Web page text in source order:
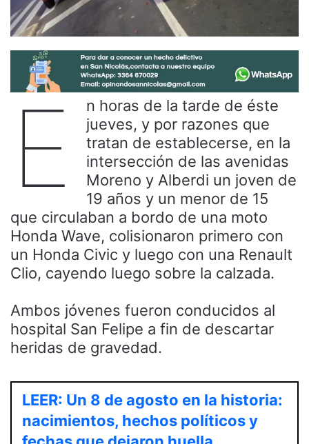
E
n horas de la tarde de éste
jueves, y por razones que
tratan de establecerse, en la
intersección de las avenidas
Moreno y Alberdi un joven de
19 años y un menor de 15
que circulaban a bordo de una moto
Honda Wave, colisionaron primero con
un Honda Civic y luego con una Renault
Clio, cayendo luego sobre la calzada.
Ambos jóvenes fueron conducidos al
hospital San Felipe a fin de descartar
heridas de gravedad.
LEER: Un 8 de agosto en la historia:
nacimientos, hechos políticos y